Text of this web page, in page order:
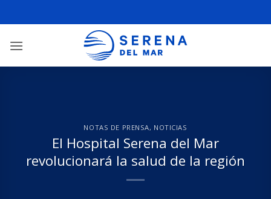
NOTAS DE PRENSA, NOTICIAS
El Hospital Serena del Mar
revolucionará la salud de la región